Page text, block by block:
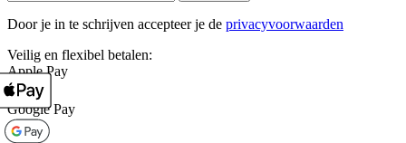
Door je in te schrijven accepteer je de privacyvoorwaarden
Veilig en flexibel betalen:
Apple Pay
Google Pay